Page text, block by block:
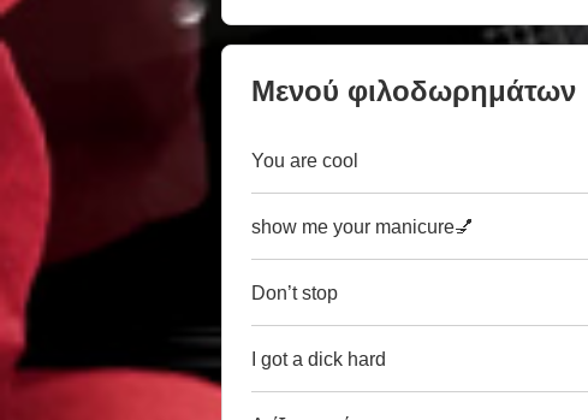
Μενού φιλοδωρημάτων
You are cool
show me your manicure💅
Don’t stop
I got a dick hard